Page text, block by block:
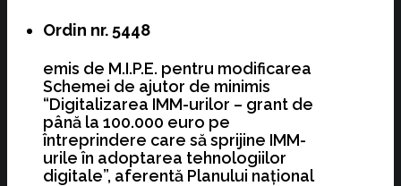
Ordin nr. 5448
emis de M.I.P.E. pentru modificarea
Schemei de ajutor de minimis
“Digitalizarea IMM-urilor – grant de
până la 100.000 euro pe
întreprindere care să sprijine IMM-
urile în adoptarea tehnologiilor
digitale”, aferentă Planului naţional